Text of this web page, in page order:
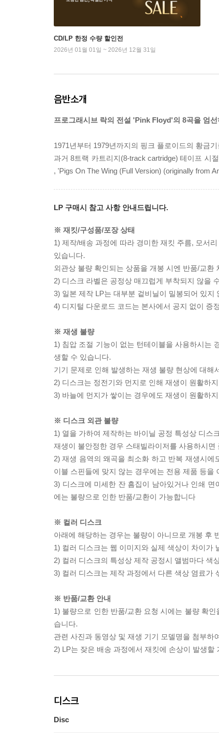
CD/LP 한정 수량 할인전
2026년 01월 01일 ~ 2026년 12월 31일
음반소개
프로그래시브 락의 전설 'Pink Floyd'의 8곡을 엄
1971년부터 1979년까지의 핑크 플로이드의 황금
과거 8트랙 카트리지(8-track cartridge) 테이프 시
, 'Pigs On The Wing (Full Version) (originally from
LP 구매시 참고 사항 안내드립니다.
※ 재킷/구성품/포장 상태
1) 제작/배송 과정에 따라 경미한 재킷 주름, 모서
있습니다.
외관상 불량 확인되는 상품을 개봉 시엔 반품/교환
2) 디스크 라벨은 공정상 매끄럽게 부착되지 않을
3) 일본 제작 LP는 대부분 겉비닐이 밀봉되어 있지
4) 디지털 다운로드 코드는 본사에서 공지 없이 증
※ 재생 불량
1) 침압 조절 기능이 없는 턴테이블을 사용하시는
생할 수 있습니다.
기기 문제로 인해 발생하는 재생 불량 현상에 대
2) 디스크는 정전기와 먼지로 인해 재생이 원활하
3) 바늘에 먼지가 쌓이는 경우에도 재생이 원활하
※ 디스크 외관 불량
1) 열을 가하여 제작하는 바이닐 공정 특성상 디스
재생이 불안정한 경우 스태빌라이저를 사용하시
2) 재생 음역의 왜곡을 최소화 하고 반복 재생시
이블 스핀들에 맞지 않는 경우에는 전용 제품 등
3) 디스크에 미세한 잔 흠집이 남아있거나 인쇄
에는 불량으로 인한 반품/교환이 가능합니다
※ 컬러 디스크
아래에 해당하는 경우는 불량이 아니므로 개봉 후
1) 컬러 디스크는 웹 이미지와 실제 색상이 차이가
2) 컬러 디스크의 특성상 제작 공정시 앨범마다 색
3) 컬러 디스크는 제작 과정에서 다른 색상 염료가
※ 반품/교환 안내
1) 불량으로 인한 반품/교환 요청 시에는 불량 확
습니다.
관련 사진과 동영상 및 재생 기기 모델명을 첨부하
2) LP는 잦은 배송 과정에서 재킷에 손상이 발생
디스크
Disc